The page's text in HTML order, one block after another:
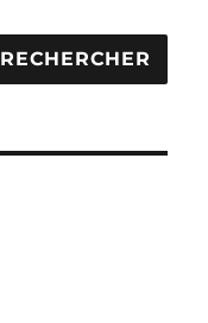
RECHERCHER